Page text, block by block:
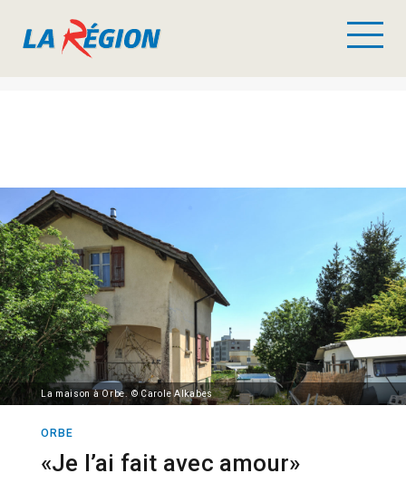
La maison à Orbe. © Carole Alkabes
ORBE
«Je l’ai fait avec amour»